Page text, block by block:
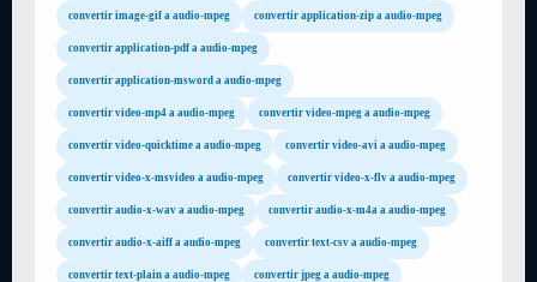
convertir image-gif a audio-mpeg convertir application-zip a audio-mpeg
convertir application-pdf a audio-mpeg
convertir application-msword a audio-mpeg
convertir video-mp4 a audio-mpeg convertir video-mpeg a audio-mpeg
convertir video-quicktime a audio-mpeg convertir video-avi a audio-mpeg
convertir video-x-msvideo a audio-mpeg convertir video-x-flv a audio-mpeg
convertir audio-x-wav a audio-mpeg convertir audio-x-m4a a audio-mpeg
convertir audio-x-aiff a audio-mpeg convertir text-csv a audio-mpeg
convertir text-plain a audio-mpeg convertir jpeg a audio-mpeg